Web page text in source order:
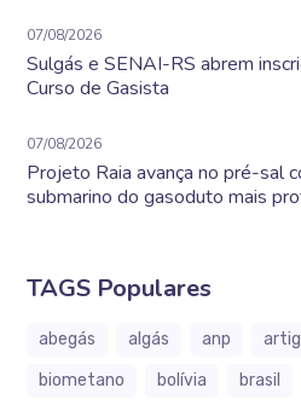
07/08/2026
Sulgás e SENAI-RS abrem
Curso de Gasista
07/08/2026
Projeto Raia avança no pré-sal
submarino do gasoduto mais
TAGS Populares
abegás algás anp
biometano
bolívia brasil